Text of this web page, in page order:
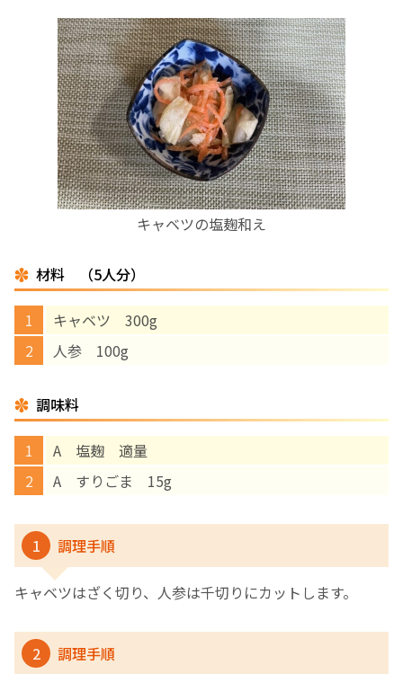
キャベツの塩麹和え
材料 （5人分）
キャベツ 300g
人参 100g
調味料
A 塩麹 適量
A すりごま 15g
1 調理手順
キャベツはざく切り、人参は千切りにカットします。
2 調理手順
妊婦健診
お産について
親と子の結びつき支援
母乳育児
その他の診療内容
‘さんルーム’ でさまざまな講座・クラス
遠方にお住まいで当院での出産を希望される方へ
医師プロフィール